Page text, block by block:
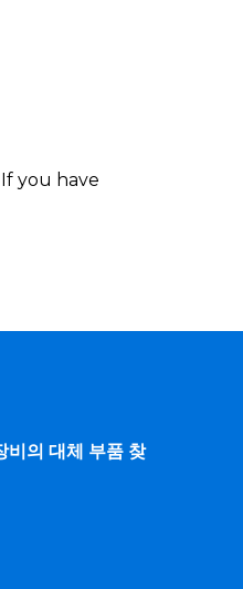
you have
의 대체 부품 찾